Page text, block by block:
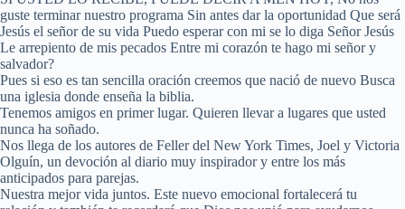
guste terminar nuestro programa Sin antes dar la oportunidad Que será
Jesús el señor de su vida Puedo esperar con mi se lo diga Señor Jesús
Le arrepiento de mis pecados Entre mi corazón te hago mi señor y
salvador?
Pues si eso es tan sencilla oración creemos que nació de nuevo Busca
una iglesia donde enseña la biblia.
Tenemos amigos en primer lugar. Quieren llevar a lugares que usted
nunca ha soñado.
Nos llega de los autores de Feller del New York Times, Joel y Victoria
Olguín, un devoción al diario muy inspirador y entre los más
anticipados para parejas.
Nuestra mejor vida juntos. Este nuevo emocional fortalecerá tu